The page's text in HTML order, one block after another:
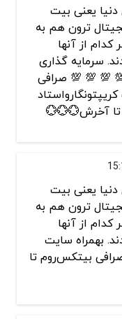
دنیا یعنی بیت
ترون هم به
از آنها
سرمایه گذاری
💯 💯 💯 صرافی
آخرش💮💮💮
دنیا یعنی بیت
ترون هم به
از آنها
بهمراه سایت
بیتکس‌روم تا